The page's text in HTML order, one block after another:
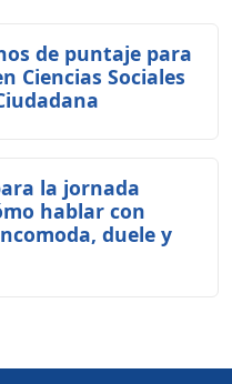
de puntaje para
Ciencias Sociales
la jornada
hablar con
duele y